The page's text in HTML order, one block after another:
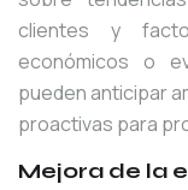
clientes y
económicos o
pueden anticipar
proactivas para
Mejora de la